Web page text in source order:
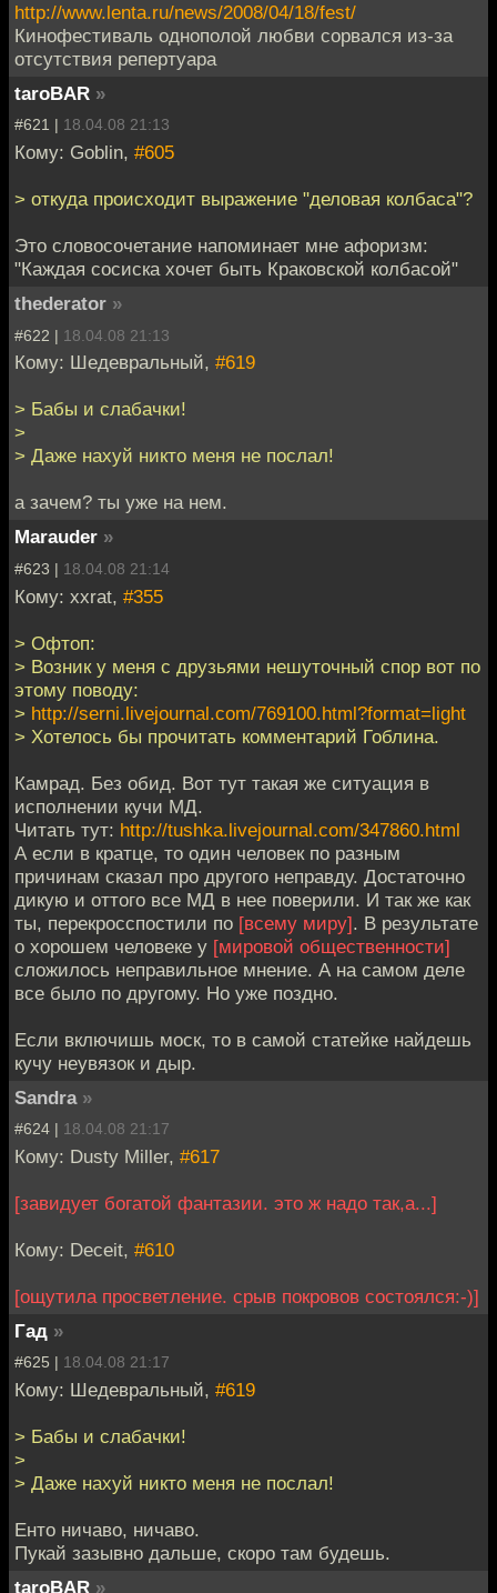
http://www.lenta.ru/news/2008/04/18/fest/
Кинофестиваль однополой любви сорвался из-за
отсутствия репертуара
taroBAR »
#621 | 18.04.08 21:13
Кому: Goblin, #605
> откуда происходит выражение "деловая колбаса"?
Это словосочетание напоминает мне афоризм:
"Каждая сосиска хочет быть Краковской колбасой"
thederator »
#622 | 18.04.08 21:13
Кому: Шедевральный, #619
> Бабы и слабачки!
>
> Даже нахуй никто меня не послал!
а зачем? ты уже на нем.
Marauder »
#623 | 18.04.08 21:14
Кому: xxrat, #355
> Офтоп:
> Возник у меня с друзьями нешуточный спор вот по
этому поводу:
> http://serni.livejournal.com/769100.html?format=light
> Хотелось бы прочитать комментарий Гоблина.
Камрад. Без обид. Вот тут такая же ситуация в
исполнении кучи МД.
Читать тут: http://tushka.livejournal.com/347860.html
А если в кратце, то один человек по разным
причинам сказал про другого неправду. Достаточно
дикую и оттого все МД в нее поверили. И так же как
ты, перекросспостили по [всему миру]. В результате
о хорошем человеке у [мировой общественности]
сложилось неправильное мнение. А на самом деле
все было по другому. Но уже поздно.
Если включишь моск, то в самой статейке найдешь
кучу неувязок и дыр.
Sandra »
#624 | 18.04.08 21:17
Кому: Dusty Miller, #617
[завидует богатой фантазии. это ж надо так,а...]
Кому: Deceit, #610
[ощутила просветление. срыв покровов состоялся:-)]
Гад »
#625 | 18.04.08 21:17
Кому: Шедевральный, #619
> Бабы и слабачки!
>
> Даже нахуй никто меня не послал!
Енто ничаво, ничаво.
Пукай зазывно дальше, скоро там будешь.
taroBAR »